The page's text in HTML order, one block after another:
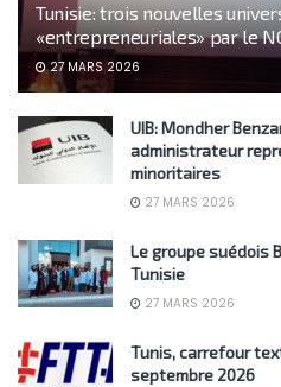
Tunisie: trois nouvelles
«entrepreneuriales» par le
27 MARS 2026
UIB: Mondher
administrateur
minoritaires
27 MARS 2026
Le groupe suédois
Tunisie
27 MARS 2026
Tunis, carrefour
septembre 2026